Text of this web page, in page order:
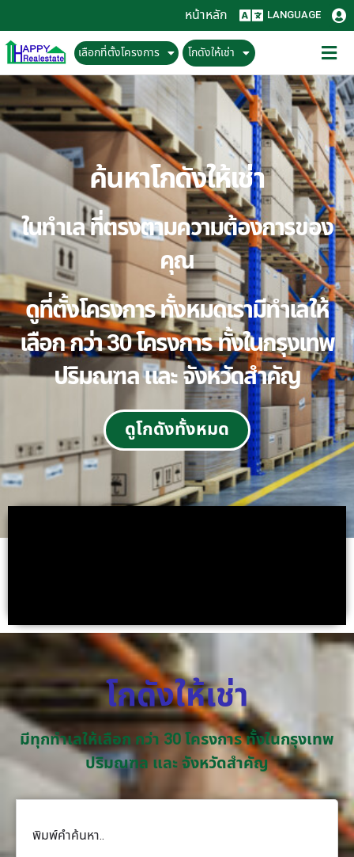
หน้าหลัก LANGUAGE
เลือกที่ตั้งโครงการ โกดังให้เช่า
ค้นหาโกดังให้เช่า
ในทำเล ที่ตรงตามความต้องการของ
คุณ
ดูที่ตั้งโครงการ ทั้งหมดเรามีทำเลให้
เลือก กว่า 30 โครงการ ทั้งในกรุงเทพ
ปริมณฑล และ จังหวัดสำคัญ
ดูโกดังทั้งหมด
โกดังให้เช่า
มีทุกทำเลให้เลือก กว่า 30 โครงการ ทั้งในกรุงเทพ
ปริมณฑล และ จังหวัดสำคัญ
พิมพ์คำค้นหา..